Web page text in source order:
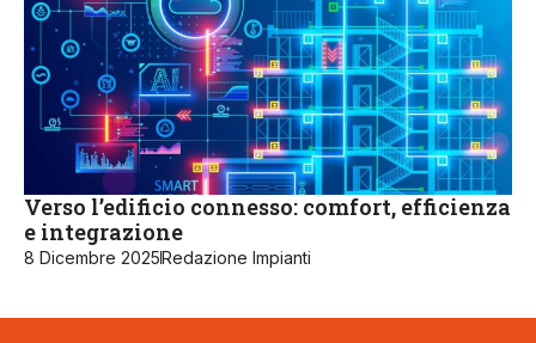
Verso l’edificio connesso: comfort, efficienza
e integrazione
8 Dicembre 2025Redazione Impianti